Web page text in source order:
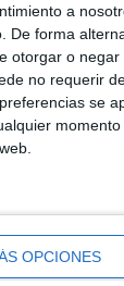
a
De forma
otorgar o negar
no requerir
se
OPCIONES
un blog, es la